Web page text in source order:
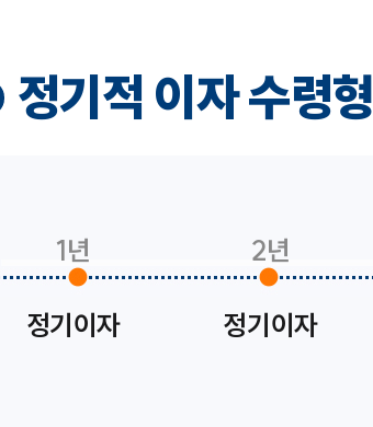
정기적 이자 수령형
1년
정기이자
2년
정기이자